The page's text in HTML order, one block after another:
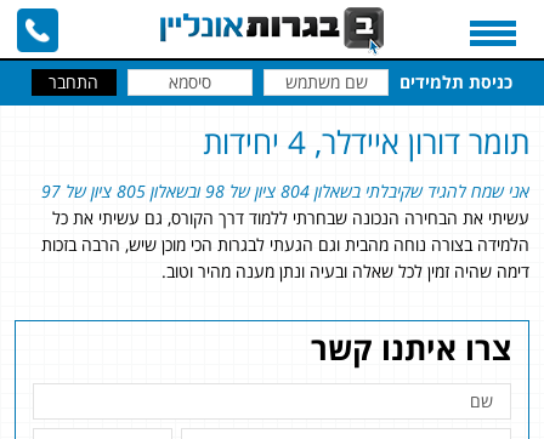
כניסת תלמידים
צרו איתנו קשר
תומר דורון איידלר, 4 יחידות
אני שמח להגיד שקיבלתי בשאלון 804 ציון של 98 ובשאלון 805 ציון של 97
עשיתי את הבחירה הנכונה שבחרתי ללמוד דרך הקורס, גם עשיתי את כל
הלמידה בצורה נוחה מהבית וגם הגעתי לבגרות הכי מוכן שיש, הרבה בזכות
דימה שהיה זמין לכל שאלה ובעיה ונתן מענה מהיר וטוב.